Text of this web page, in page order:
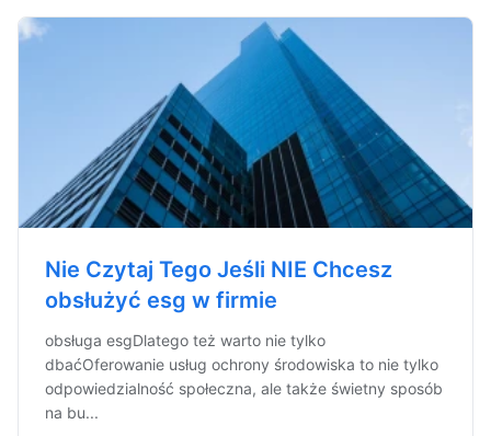
Nie Czytaj Tego Jeśli NIE Chcesz
obsłużyć esg w firmie
obsługa esgDlatego też warto nie tylko
dbaćOferowanie usług ochrony środowiska to nie tylko
odpowiedzialność społeczna, ale także świetny sposób
na bu...